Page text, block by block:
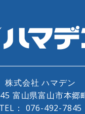
株式会社 ハマデン
富山県富山市本郷
TEL： 076-492-7845